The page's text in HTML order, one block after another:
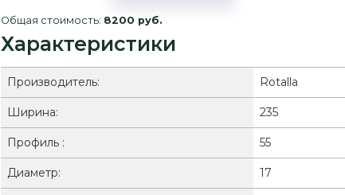
Общая стоимость: 8200 руб.
Характеристики
Производитель: Rotalla
Ширина: 235
Профиль : 55
Диаметр: 17